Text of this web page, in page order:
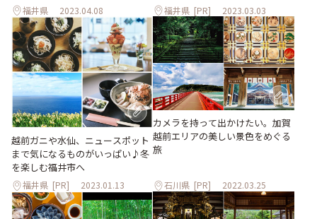
福井県 2023.04.08 福井県 [PR] 2023.03.03
越前ガニや水仙、ニュースポット
まで気になるものがいっぱい♪冬
を楽しむ福井市へ
福井県 [PR] 2023.01.13
カメラを持って出かけたい。加賀
越前エリアの美しい景色をめぐる
旅
石川県 [PR] 2022.03.25